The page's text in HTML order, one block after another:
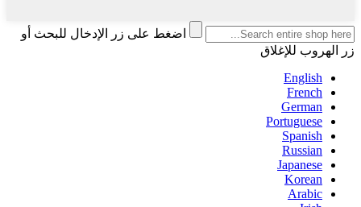
اضغط على زر الإدخال للبحث أو
زر الهروب للإغلاق
English
French
German
Portuguese
Spanish
Russian
Japanese
Korean
Arabic